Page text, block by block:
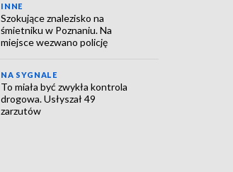
INNE
Szokujące znalezisko na
śmietniku w Poznaniu. Na
miejsce wezwano policję
NA SYGNALE
To miała być zwykła kontrola
drogowa. Usłyszał 49
zarzutów